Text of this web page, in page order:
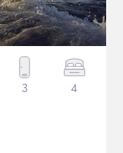
3 4